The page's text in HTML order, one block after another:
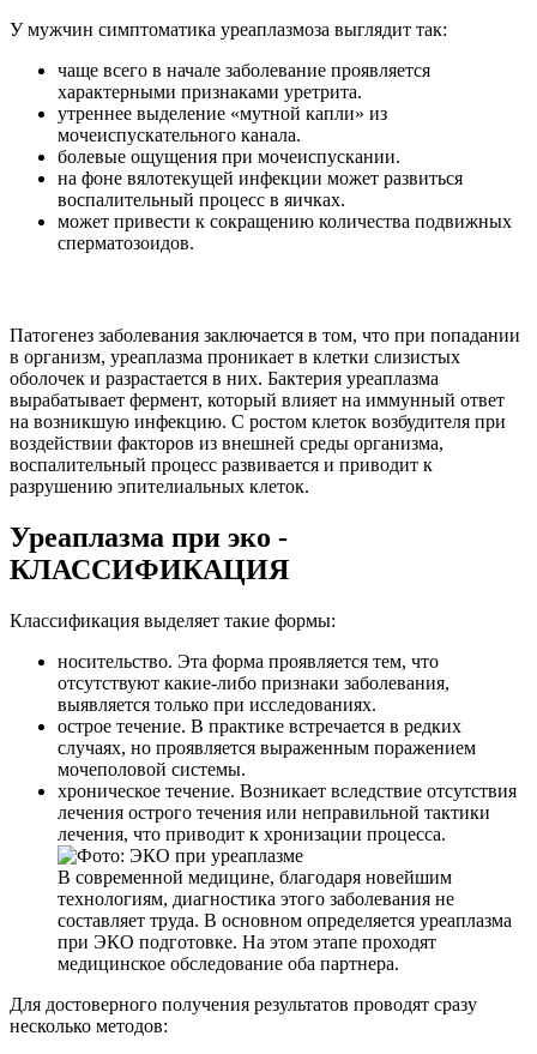
У мужчин симптоматика уреаплазмоза выглядит так:
чаще всего в начале заболевание проявляется
характерными признаками уретрита.
утреннее выделение «мутной капли» из
мочеиспускательного канала.
болевые ощущения при мочеиспускании.
на фоне вялотекущей инфекции может развиться
воспалительный процесс в яичках.
может привести к сокращению количества подвижных
сперматозоидов.
Патогенез заболевания заключается в том, что при попадании
в организм, уреаплазма проникает в клетки слизистых
оболочек и разрастается в них. Бактерия уреаплазма
вырабатывает фермент, который влияет на иммунный ответ
на возникшую инфекцию. С ростом клеток возбудителя при
воздействии факторов из внешней среды организма,
воспалительный процесс развивается и приводит к
разрушению эпителиальных клеток.
Уреаплазма при эко -
КЛАССИФИКАЦИЯ
Классификация выделяет такие формы:
носительство. Эта форма проявляется тем, что
отсутствуют какие-либо признаки заболевания,
выявляется только при исследованиях.
острое течение. В практике встречается в редких
случаях, но проявляется выраженным поражением
мочеполовой системы.
хроническое течение. Возникает вследствие отсутствия
лечения острого течения или неправильной тактики
лечения, что приводит к хронизации процесса.
В современной медицине, благодаря новейшим
технологиям, диагностика этого заболевания не
составляет труда. В основном определяется уреаплазма
при ЭКО подготовке. На этом этапе проходят
медицинское обследование оба партнера.
Для достоверного получения результатов проводят сразу
несколько методов: